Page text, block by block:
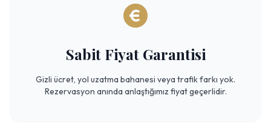
Sabit Fiyat Garantisi
Gizli ücret, yol uzatma bahanesi veya trafik farkı yok.
Rezervasyon anında anlaştığımız fiyat geçerlidir.